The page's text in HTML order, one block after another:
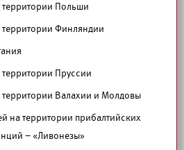
территории Польши
территории Финляндии
Пруссии
территории Валахии и Молдовы
на территории прибалтийских
– «Ливонезы»